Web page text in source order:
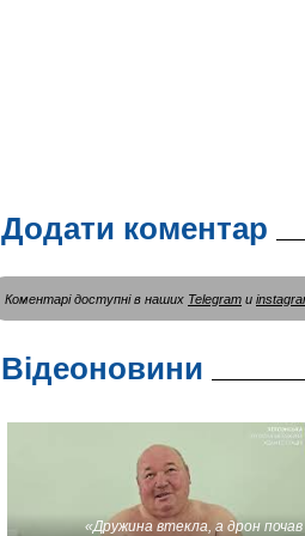
Додати коментар
Коментарі доступні в наших Telegram и
Відеоновини
«Дружина втекла, а дрон почав